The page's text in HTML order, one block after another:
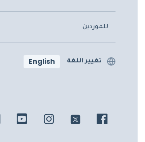
للموردين
تغيير اللغة English